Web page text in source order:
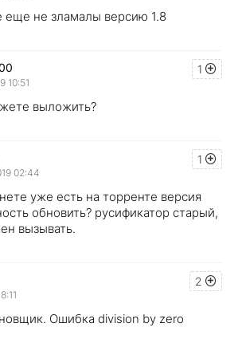
еще не зламалы версию 1.8
1
10:51
выложить?
1
02:44
уже есть на торренте версия
обновить? русификатор старый,
вызывать.
2
Ошибка division by zero